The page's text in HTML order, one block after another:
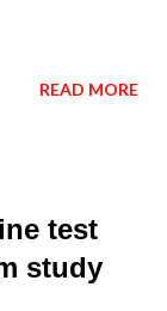
READ MORE
test
study